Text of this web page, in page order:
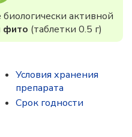
активной
фито (таблетки 0.5 г)
Условия хранения
препарата
Срок годности